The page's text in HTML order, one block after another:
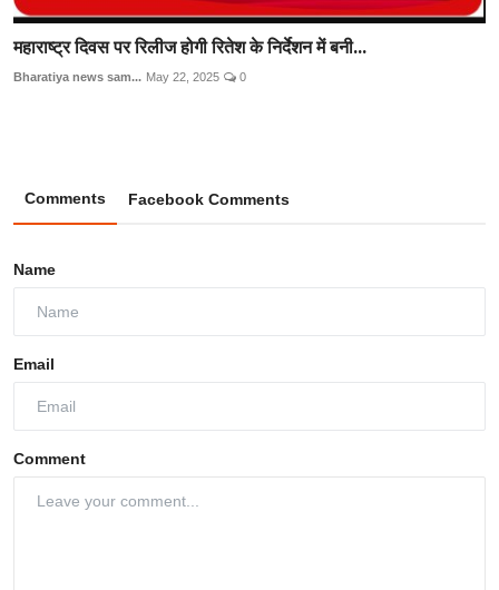
महाराष्ट्र दिवस पर रिलीज होगी रितेश के निर्देशन में बनी...
Bharatiya news sam... May 22, 2025 0
Comments Facebook Comments
Name
Email
Comment